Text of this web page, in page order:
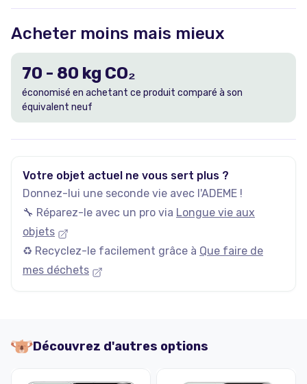
Acheter moins mais mieux
70 - 80 kg CO₂
économisé en achetant ce produit comparé à son
équivalent neuf
Votre objet actuel ne vous sert plus ?
Donnez-lui une seconde vie avec l'ADEME !
🔧 Réparez-le avec un pro via Longue vie aux
objets
♻️ Recyclez-le facilement grâce à Que faire de
mes déchets
Découvrez d'autres options